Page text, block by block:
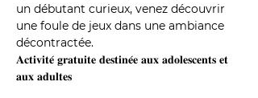
un débutant curieux, venez découvrir
une foule de jeux dans une ambiance
décontractée.
𝐀𝐜𝐭𝐢𝐯𝐢𝐭𝐞́ 𝐠𝐫𝐚𝐭𝐮𝐢𝐭𝐞 𝐝𝐞𝐬𝐭𝐢𝐧𝐞́𝐞 𝐚𝐮𝐱 𝐚𝐝𝐨𝐥𝐞𝐬𝐜𝐞𝐧𝐭𝐬 𝐞𝐭
𝐚𝐮𝐱 𝐚𝐝𝐮𝐥𝐭𝐞𝐬